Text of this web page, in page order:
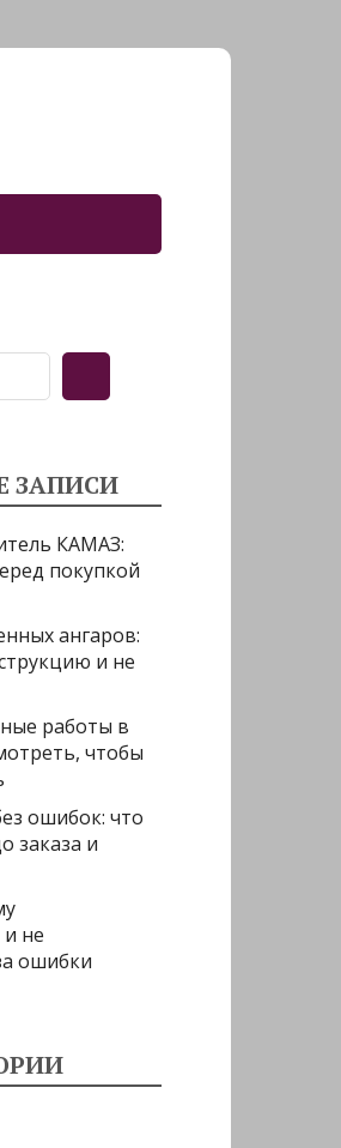
ЗАПИСИ
КАМАЗ:
покупкой
ангаров:
и не
работы в
чтобы
ошибок: что
заказа и
не
ошибки